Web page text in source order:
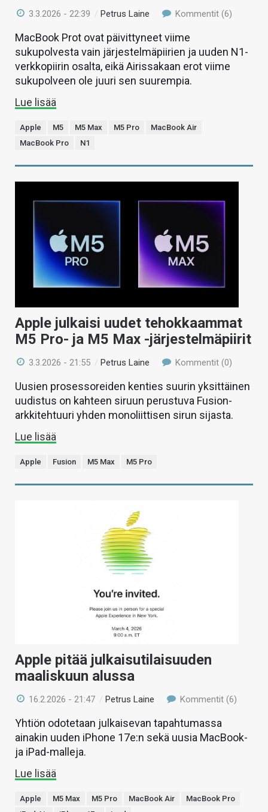
3.3.2026 - 22:39 /Petrus Laine Kommentit (6)
MacBook Prot ovat päivittyneet viime
sukupolvesta vain järjestelmäpiirien ja uuden N1-
verkkopiirin osalta, eikä Airissakaan erot viime
sukupolveen ole juuri sen suurempia.
Lue lisää
Apple M5 M5 Max M5 Pro
MacBook Air
MacBook Pro
N1
Apple julkaisi uudet tehokkaammat
M5 Pro- ja M5 Max -järjestelmäpiirit
3.3.2026 - 21:55 / Petrus Laine Kommentit (0)
Uusien prosessoreiden kenties suurin yksittäinen
uudistus on kahteen siruun perustuva Fusion-
arkkitehtuuri yhden monoliittisen sirun sijasta.
Lue lisää
Apple Fusion M5 Max M5 Pro
Apple pitää julkaisutilaisuuden
maaliskuun alussa
16.2.2026 - 21:47 /Petrus Laine Kommentit (6)
Yhtiön odotetaan julkaisevan tapahtumassa
ainakin uuden iPhone 17e:n sekä uusia MacBook-
ja iPad-malleja.
Lue lisää
Apple M5 Max M5 Pro MacBook Air
MacBook Pro